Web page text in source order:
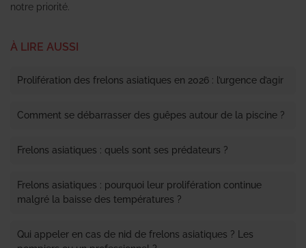
notre priorité.
À LIRE AUSSI
Prolifération des frelons asiatiques en 2026 : l’urgence d’agir
Comment se débarrasser des guêpes autour de la piscine ?
Frelons asiatiques : quels sont ses prédateurs ?
Frelons asiatiques : pourquoi leur prolifération continue
malgré la baisse des températures ?
Qui appeler en cas de nid de frelons asiatiques ? Les